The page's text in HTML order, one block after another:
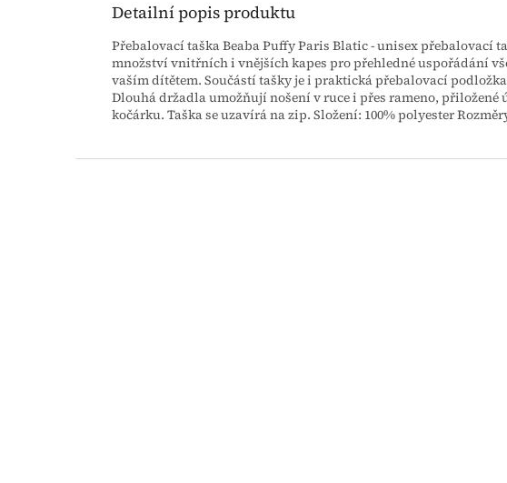
Detailní popis produktu
Přebalovací taška Beaba Puffy Paris Blatic - unisex přebalovací
množství vnitřních i vnějších kapes pro přehledné uspořádání
vaším dítětem. Součástí tašky je i praktická přebalovací
Dlouhá držadla umožňují nošení v ruce i přes rameno,
kočárku. Taška se uzavírá na zip. Složení: 100% polyester